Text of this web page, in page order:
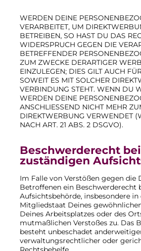
WERDEN DEINE
VERARBEITET, UM
BETREIBEN, SO HAST DU DAS
WIDERSPRUCH GEGEN DIE
BETREFFENDER
ZUM ZWECKE DERARTIGER
EINZULEGEN; DIES GILT AUCH
SOWEIT ES MIT SOLCHER
VERBINDUNG STEHT. WENN DU
WERDEN DEINE
ANSCHLIESSEND NICHT MEHR
DIREKTWERBUNG VERWENDET
NACH ART. 21 ABS. 2 DSGVO).
Beschwerde­recht
zuständigen
Im Falle von Verstößen gegen die
Betroffenen ein Beschwerderecht
Aufsichtsbehörde, insbesondere in
Mitgliedstaat Deines
Deines Arbeitsplatzes oder des
mutmaßlichen Verstoßes zu. Das
besteht unbeschadet
verwaltungsrechtlicher oder